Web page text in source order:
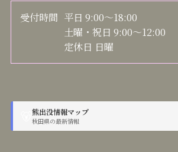
受付時間 平日 9:00～18:00
土曜・祝日 9:00～12:00
定休日 日曜
熊出没情報マップ
秋田県の最新情報